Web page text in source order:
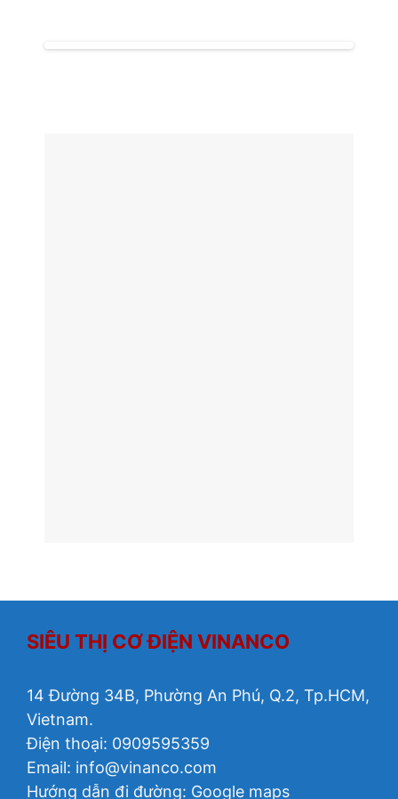
SIÊU THỊ CƠ ĐIỆN VINANCO
14 Đường 34B, Phường An Phú, Q.2, Tp.HCM,
Vietnam.
Điện thoại: 0909595359
Email: info@vinanco.com
Hướng dẫn đi đường: Google maps